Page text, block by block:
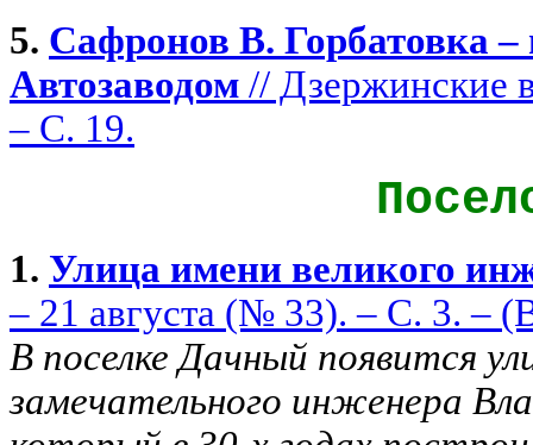
5. Сафронов В. Горбатовка
Автозаводом // Дзержинские
– С. 19.
1. Улица имени великого
– 21 августа (№ 33). – С. 3. –
В поселке Дачный появится
замечательного инженера